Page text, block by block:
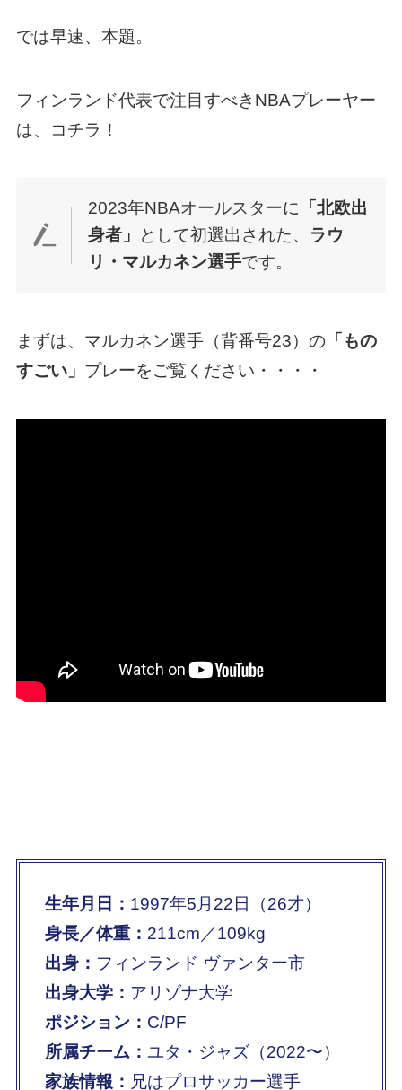
では早速、本題。
フィンランド代表で注目すべきNBAプレーヤー
は、コチラ！
2023年NBAオールスターに 「北欧出
身者」
として初選出された、
ラウ
リ・マルカネン選手です。
まずは、マルカネン選手（背番号23）の「もの
すごい」 プレーをご覧ください・・・・
生年月日： 1997年5月22日（26才）
身長／体重： 211cm／109kg
出身： フィンランド ヴァンター市
出身大学： アリゾナ大学
ポジション： C/PF
所属チーム：ユタ・ジャズ（2022〜）
家族情報： 兄はプロサッカー選手